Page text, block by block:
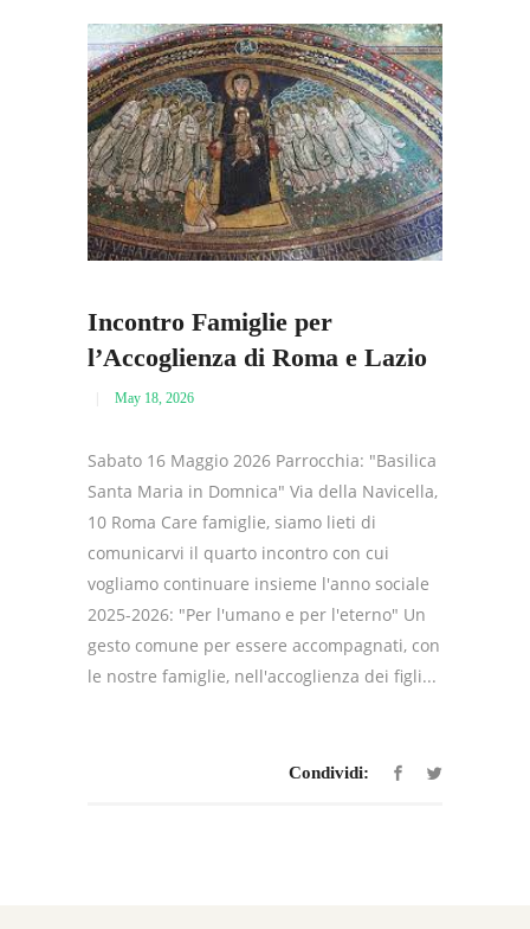
Incontro Famiglie per
l’Accoglienza di Roma e Lazio
May 18, 2026
Sabato 16 Maggio 2026 Parrocchia: "Basilica
Santa Maria in Domnica" Via della Navicella,
10 Roma Care famiglie, siamo lieti di
comunicarvi il quarto incontro con cui
vogliamo continuare insieme l'anno sociale
2025-2026: "Per l'umano e per l'eterno" Un
gesto comune per essere accompagnati, con
le nostre famiglie, nell'accoglienza dei figli...
Condividi: